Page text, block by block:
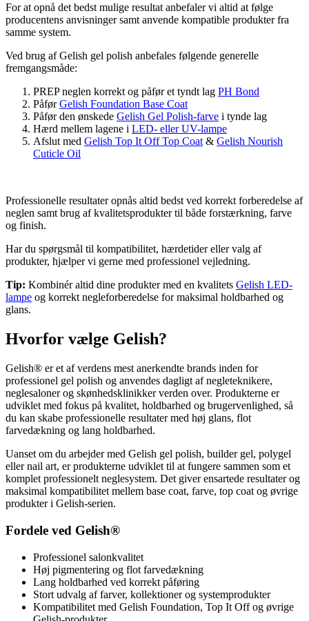
For at opnå det bedst mulige resultat anbefaler vi altid at følge
producentens anvisninger samt anvende kompatible produkter fra
samme system.
Ved brug af Gelish gel polish anbefales følgende generelle
fremgangsmåde:
PREP neglen korrekt og påfør et tyndt lag PH Bond
PåførGelish Foundation Base Coat
Påfør den ønskede Gelish Gel Polish-farve i tynde lag
Hærd mellem lagene i LED- eller UV-lampe
Afslut med Gelish Top It Off Top Coat & Gelish Nourish
Cuticle Oil
Professionelle resultater opnås altid bedst ved korrekt forberedelse af
neglen samt brug af kvalitetsprodukter til både forstærkning, farve
og finish.
Har du spørgsmål til kompatibilitet, hærdetider eller valg af
produkter, hjælper vi gerne med professionel vejledning.
Tip: Kombinér altid dine produkter med en kvalitets Gelish LED-
lampe og korrekt negleforberedelse for maksimal holdbarhed og
glans.
Hvorfor vælge Gelish?
Gelish® er et af verdens mest anerkendte brands inden for
professionel gel polish og anvendes dagligt af negleteknikere,
neglesaloner og skønhedsklinikker verden over. Produkterne er
udviklet med fokus på kvalitet, holdbarhed og brugervenlighed, så
du kan skabe professionelle resultater med høj glans, flot
farvedækning og lang holdbarhed.
Uanset om du arbejder med Gelish gel polish, builder gel, polygel
eller nail art, er produkterne udviklet til at fungere sammen som et
komplet professionelt neglesystem. Det giver ensartede resultater og
maksimal kompatibilitet mellem base coat, farve, top coat og øvrige
produkter i Gelish-serien.
Fordele ved Gelish®
Professionel salonkvalitet
Høj pigmentering og flot farvedækning
Lang holdbarhed ved korrekt påføring
Stort udvalg af farver, kollektioner og systemprodukter
Kompatibilitet med Gelish Foundation, Top It Off og øvrige